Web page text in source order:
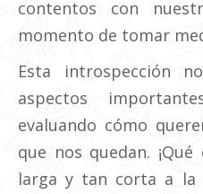
contentos con
momento de tomar
Esta introspección
aspectos
evaluando cómo
que nos quedan.
larga y tan corta a la